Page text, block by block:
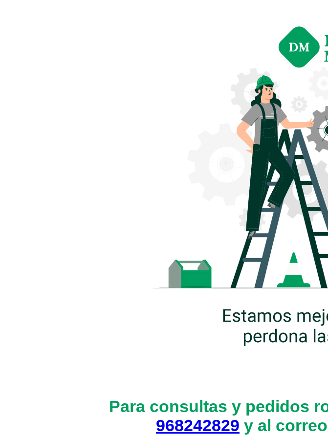
Para consultas y pedidos
968242829 y al correo